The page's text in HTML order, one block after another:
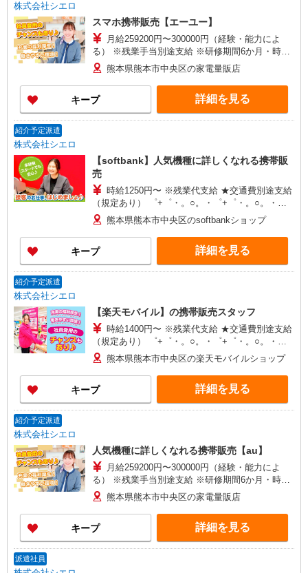
株式会社シエロ
スマホ携帯販売【エーユー】
月給259200円〜300000円（経験・能力によ
る） ※残業手当別途支給 ※研修期間6か月・時給
1500円〜 ★交通費別途支給（規定あり） ゜
+゜・。○。・゜+゜・。○。・゜+゜ 入社祝い金10
万円支給(規定有) お友達を紹介頂くと, インセンテ
ィブ支給(規定有) ゜・。○。・゜+゜・。○。・゜
+゜
熊本県熊本市中央区の家電量販店
キープ 詳細を見る
紹介予定派遣
株式会社シエロ
【softbank】人気機種に詳しくなれる携帯販
売
時給1250円〜 ※残業代支給 ★交通費別途支給
（規定あり） ゜+゜・。○。・゜+゜・。○。・゜
+゜ 入社祝い金10万円支給(規定有) お友達を紹介
頂くと, インセンティブ支給(規定有) ★月2回払
い・週払い可能（規程有）★ ゜・。○。・゜
+゜・。○。・゜+゜
熊本県熊本市中央区のsoftbankショップ
キープ 詳細を見る
紹介予定派遣
株式会社シエロ
【楽天モバイル】の携帯販売スタッフ
時給1400円〜 ※残業代支給 ★交通費別途支給
（規定あり） ゜+゜・。○。・゜+゜・。○。・゜
+゜ 入社祝い金10万円支給(規定有) お友達を紹介
頂くと, インセンティブ支給(規定有) ★月2回払
い・週払い可能（規程有）★ ゜・。○。・゜
+゜・。○。・゜+゜
熊本県熊本市中央区の楽天モバイルショップ
キープ 詳細を見る
紹介予定派遣
株式会社シエロ
人気機種に詳しくなれる携帯販売【au】
月給259200円〜300000円（経験・能力によ
る） ※残業手当別途支給 ※研修期間6か月・時給
1500円〜 ★交通費別途支給（規定あり） ゜
+゜・。○。・゜+゜・。○。・゜+゜ 入社祝い金10
万円支給(規定有) お友達を紹介頂くと, インセンテ
ィブ支給(規定有) ゜・。○。・゜+゜・。○。・゜
+゜
熊本県熊本市中央区の家電量販店
キープ 詳細を見る
派遣社員